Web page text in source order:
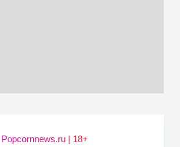
Popcornnews.ru | 18+